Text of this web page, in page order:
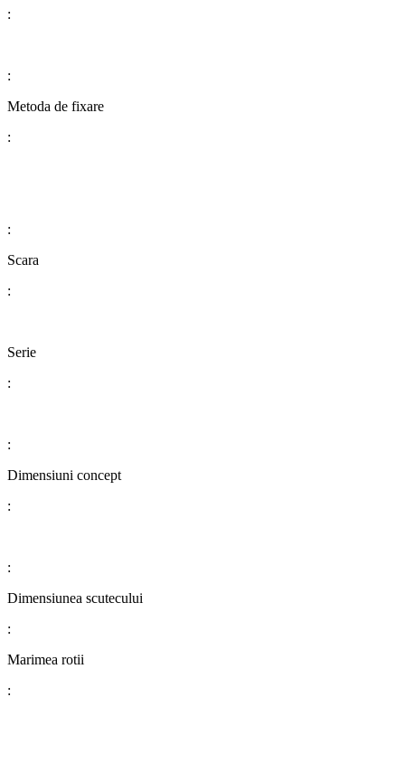
:
:
​​​​​​​​​​​​​​Metoda de fixare
:
:
​​​​​​​​​​​​​​Scara
:
Serie
:
:
Dimensiuni concept
:
:
​​​​​​​​​​​​​​Dimensiunea scutecului
:
Marimea rotii
: